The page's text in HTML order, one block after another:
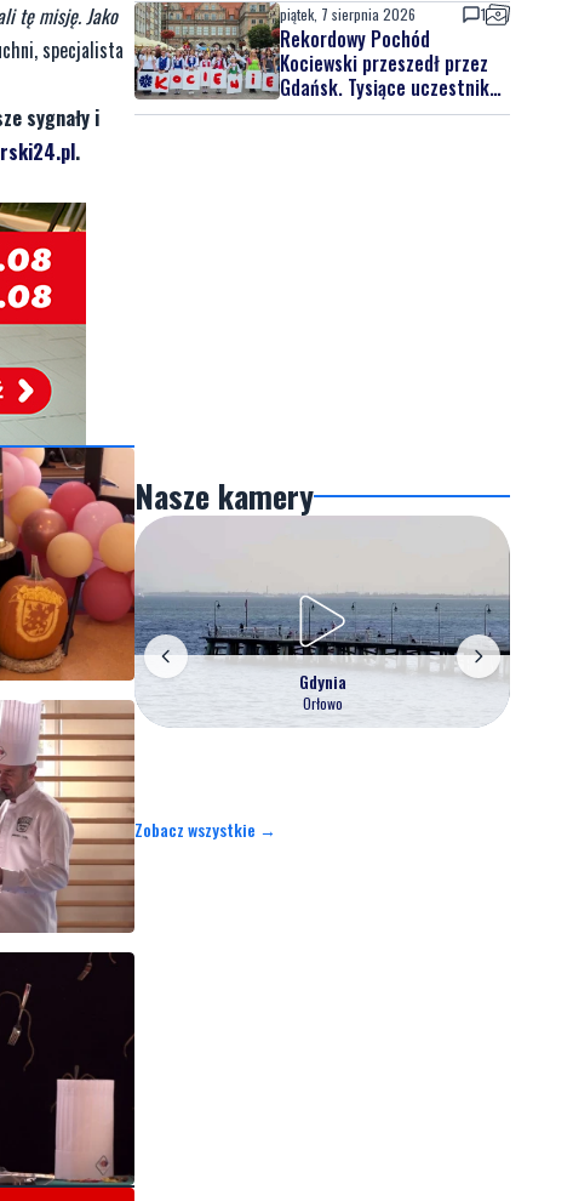
tę misję. Jako
specjalista
sygnały i
.
piątek, 7 sierpnia 2026 1
Rekordowy Pochód
Kociewski przeszedł przez
Gdańsk. Tysiące uczestników
na jubileuszowej edycji
Nasze kamery
Gdynia
Orłowo
Zobacz wszystkie →